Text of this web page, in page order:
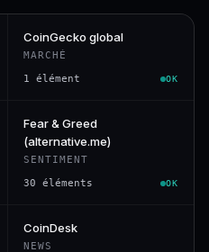
CoinGecko global
MARCHÉ
1 élément OK
Fear & Greed
(alternative.me)
SENTIMENT
30 éléments OK
CoinDesk
NEWS